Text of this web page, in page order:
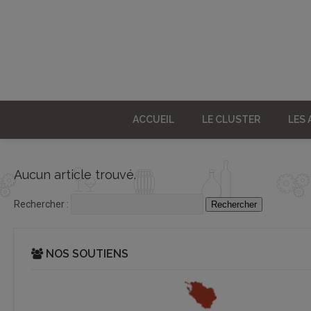
ACCUEIL LE CLUSTER LES
Aucun article trouvé.
Rechercher :
NOS SOUTIENS